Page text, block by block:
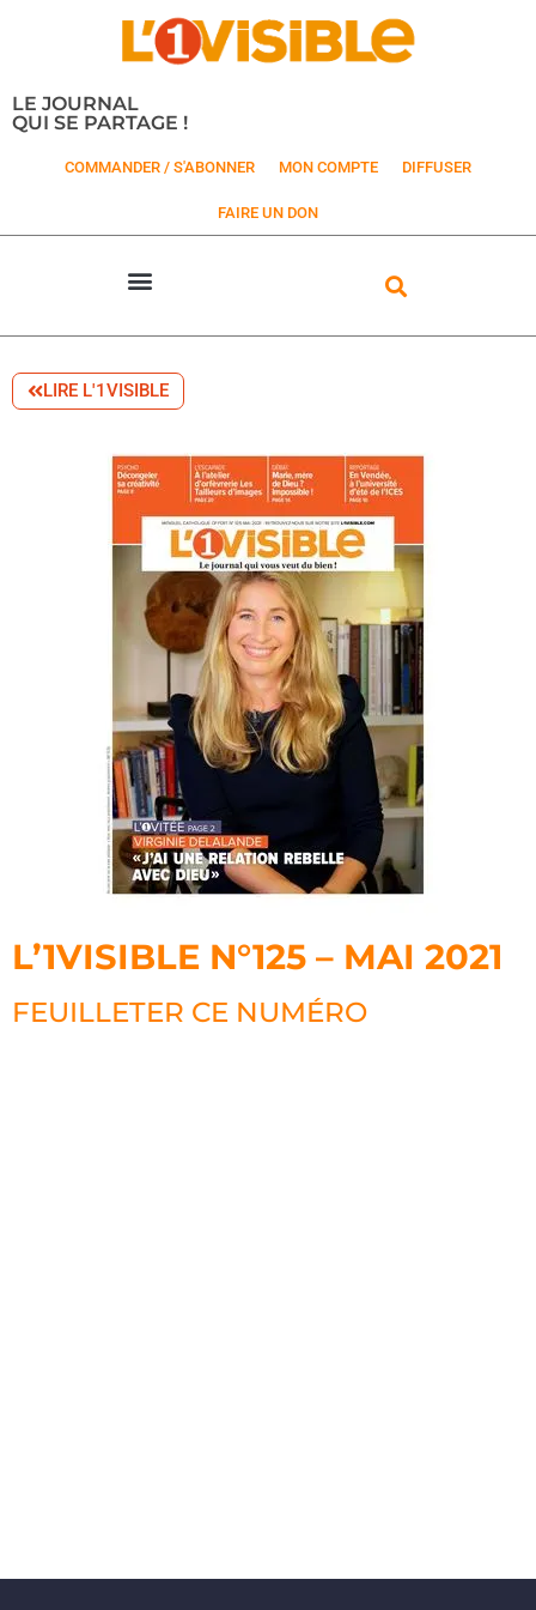
LE JOURNAL
QUI SE PARTAGE !
COMMANDER / S'ABONNER MON COMPTE DIFFUSER
FAIRE UN DON
LIRE L'1VISIBLE
L’1VISIBLE N°125 – MAI 2021
FEUILLETER CE NUMÉRO